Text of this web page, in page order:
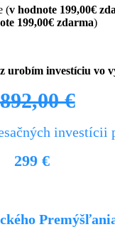
(v hodnote 199,00€
199,00€ zdarma)
urobím investíciu vo
€
investícii
299 €